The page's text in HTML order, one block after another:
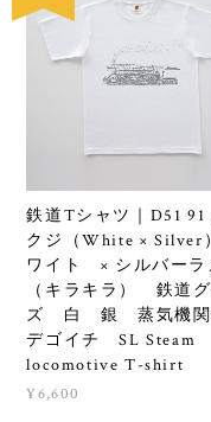
鉄道Tシャツ｜D51 91
クジ（White × Silver
ワイト × シルバーラ
（キラキラ） 鉄道グ
ズ 白 銀 蒸気機
デゴイチ SL Steam
locomotive T-shirt
¥6,600